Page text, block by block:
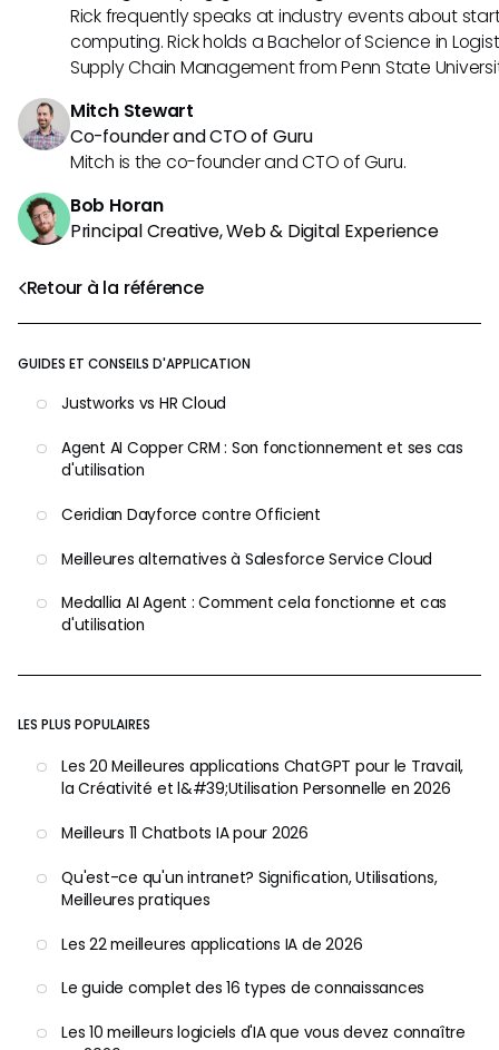
Retour à la référence
GUIDES ET CONSEILS D'APPLICATION
Justworks vs HR Cloud
Agent AI Copper CRM : Son fonctionnement et ses cas
d'utilisation
Ceridian Dayforce contre Officient
Meilleures alternatives à Salesforce Service Cloud
Medallia AI Agent : Comment cela fonctionne et cas
d'utilisation
LES PLUS POPULAIRES
Les 20 Meilleures applications ChatGPT pour le Travail,
la Créativité et l&#39;Utilisation Personnelle en 2026
Meilleurs 11 Chatbots IA pour 2026
Qu'est-ce qu'un intranet? Signification, Utilisations,
Meilleures pratiques
Les 22 meilleures applications IA de 2026
Le guide complet des 16 types de connaissances
Les 10 meilleurs logiciels d'IA que vous devez connaître
Rick frequently speaks at industry events about
computing. Rick holds a Bachelor of Science in
Supply Chain Management from Penn State
Mitch Stewart
Co-founder and CTO of Guru
Mitch is the co-founder and CTO of Guru.
Bob Horan
Principal Creative, Web & Digital Experience